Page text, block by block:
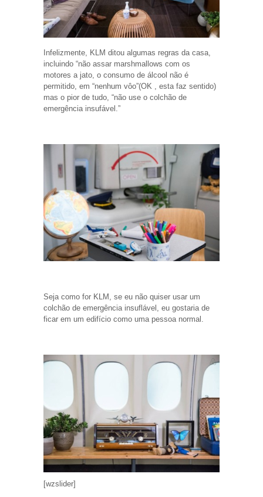
Infelizmente, KLM ditou algumas regras da casa,
incluindo “não assar marshmallows com os
motores a jato, o consumo de álcool não é
permitido, em “nenhum vôo”(OK , esta faz sentido)
mas o pior de tudo, “não use o colchão de
emergência insufável.”
Seja como for KLM, se eu não quiser usar um
colchão de emergência insuflável, eu gostaria de
ficar em um edifício como uma pessoa normal.
[wzslider]